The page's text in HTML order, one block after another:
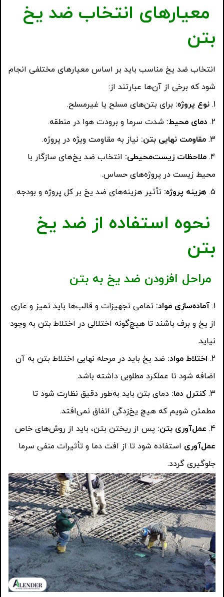
معیارهای انتخاب ضد یخ
بتن
انتخاب ضد یخ مناسب باید بر اساس معیارهای مختلفی انجام
شود که برخی از آن‌ها عبارتند از:
نوع پروژه: برای بتن‌های مسلح یا غیرمسلح.
دمای محیط: شدت سرما و برودت هوا در منطقه.
مقاومت نهایی بتن: نیاز به مقاومت ویژه در پروژه.
ملاحظات زیست‌محیطی: انتخاب ضد یخ‌های سازگار با
محیط زیست در پروژه‌های حساس.
هزینه پروژه: تأثیر هزینه‌های ضد یخ بر کل پروژه و بودجه.
نحوه استفاده از ضد یخ
بتن
مراحل افزودن ضد یخ به بتن
آماده‌سازی مواد: تمامی تجهیزات و قالب‌ها باید تمیز و عاری
از یخ و برف باشند تا هیچ‌گونه اختلالی در اختلاط بتن به وجود
نیاید.
اختلاط مواد: ضد یخ باید در مرحله نهایی اختلاط بتن به آن
اضافه شود تا عملکرد مطلوبی داشته باشد.
کنترل دما: دمای بتن باید به‌طور دقیق نظارت شود تا
مطمئن شویم که هیچ یخ‌زدگی اتفاق نمی‌افتد.
عمل‌آوری بتن: پس از ریختن بتن، باید از روش‌های خاص
عمل‌آوری استفاده شود تا از افت دما و تأثیرات منفی سرما
جلوگیری گردد.